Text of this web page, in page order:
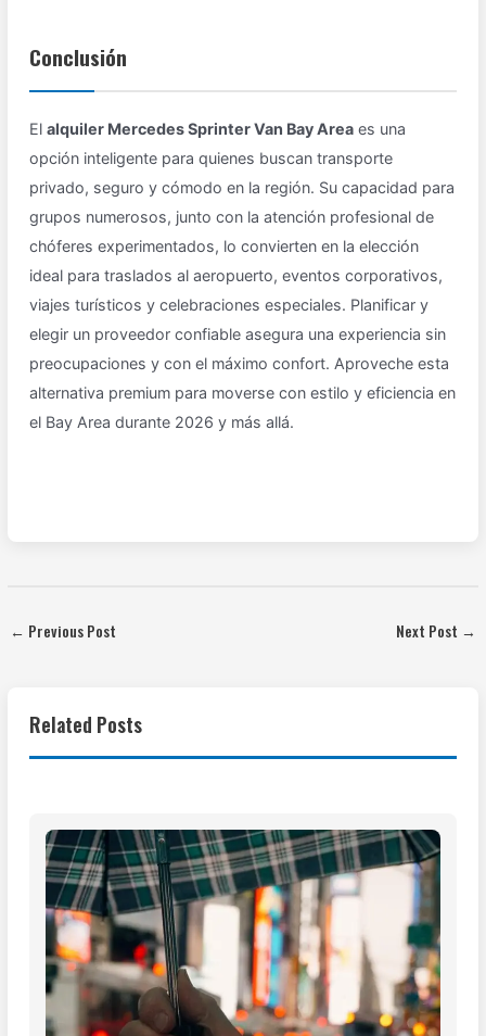
Conclusión
Elalquiler Mercedes Sprinter Van Bay Area es una
opción inteligente para quienes buscan transporte
privado, seguro y cómodo en la región. Su capacidad para
grupos numerosos, junto con la atención profesional de
chóferes experimentados, lo convierten en la elección
ideal para traslados al aeropuerto, eventos corporativos,
viajes turísticos y celebraciones especiales. Planificar y
elegir un proveedor confiable asegura una experiencia sin
preocupaciones y con el máximo confort. Aproveche esta
alternativa premium para moverse con estilo y eficiencia en
el Bay Area durante 2026 y más allá.
← Previous Post Next Post →
Related Posts